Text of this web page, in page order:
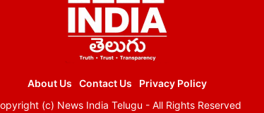
About Us Contact Us
Privacy Policy
(c) News India Telugu - All Rights Reserved